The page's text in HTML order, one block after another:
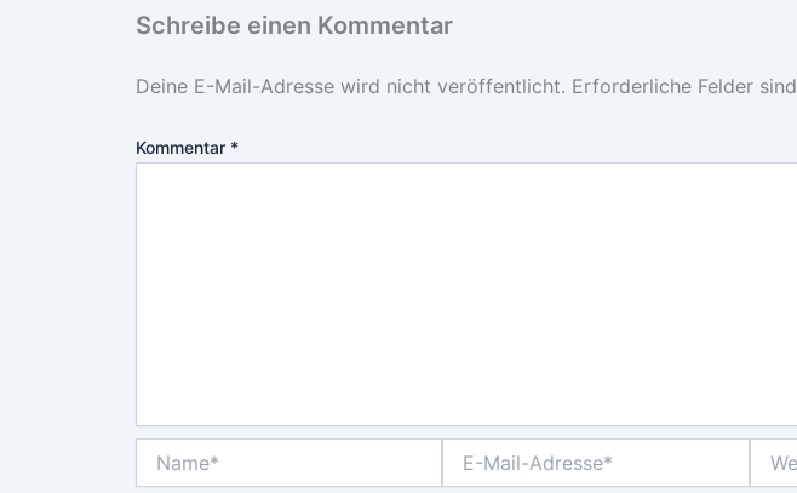
Schreibe einen Kommentar
Deine E-Mail-Adresse wird nicht veröffentlicht. Erforderliche Felder
Kommentar *
Mail-